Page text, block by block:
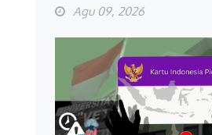
Agu 09, 2026